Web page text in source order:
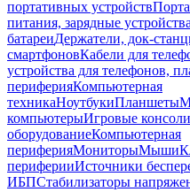
портативных устройств
питания, зарядные устройства
батареиДержатели, док-
смартфоновКабели для
устройства для телефонов,
периферияКомпьютерная
техникаНоутбукиПланшеты
компьютерыИгровые консоли
оборудованиеКомпьютерная
периферияМониторыМыши
периферииИсточники
ИБПСтабилизаторы